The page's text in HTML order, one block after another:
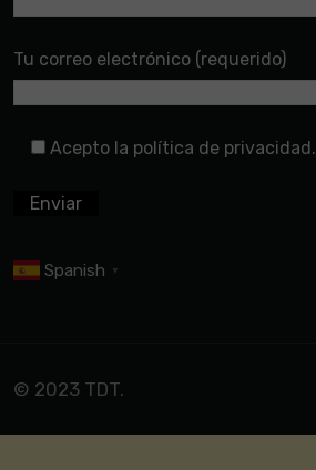
Tu correo electrónico (requerido)
Acepto la política de privacidad.
Spanish ▼
© 2023 TDT.